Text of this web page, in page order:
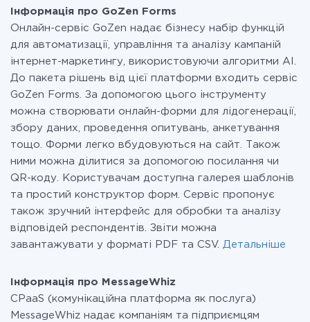
при необхідності. Детальніше про
Інформація про GoZen Forms
Онлайн-сервіс GoZen надає бізнесу набір функцій
для автоматизації, управління та аналізу кампаній
інтернет-маркетингу, використовуючи алгоритми AI.
До пакета рішень від цієї платформи входить сервіс
GoZen Forms. За допомогою цього інструменту
можна створювати онлайн-форми для лідогенерації,
збору даних, проведення опитувань, анкетування
тощо. Форми легко вбудовуються на сайт. Також
ними можна ділитися за допомогою посилання чи
QR-коду. Користувачам доступна галерея шаблонів
та простий конструктор форм. Сервіс пропонує
також зручний інтерфейс для обробки та аналізу
відповідей респондентів. Звіти можна
завантажувати у форматі PDF та CSV. Детальніше
Інформація про MessageWhiz
CPaaS (комунікаційна платформа як послуга)
MessageWhiz надає компаніям та підприємцям